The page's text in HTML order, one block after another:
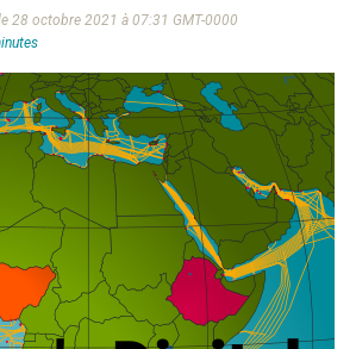
28 octobre 2021 à 07:31 GMT-0000